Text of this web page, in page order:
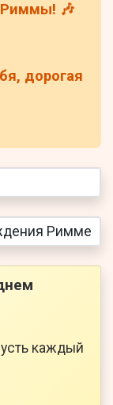
Риммы! 🎶
дорогая
каждый